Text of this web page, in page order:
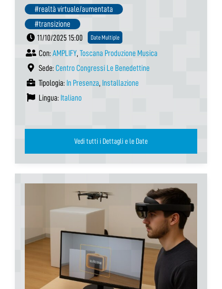
#realtà virtuale/aumentata
#transizione
11/10/2025 15:00
Date Multiple
Con: AMPLIFY, Toscana Produzione Musica
Sede: Centro Congressi Le Benedettine
Tipologia: In Presenza, Installazione
Lingua: Italiano
Vedi tutti i Dettagli e le Date